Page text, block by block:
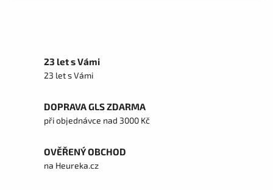
23 let s Vámi
23 let s Vámi
DOPRAVA GLS ZDARMA
při objednávce nad 3000 Kč
OVĚŘENÝ OBCHOD
na Heureka.cz